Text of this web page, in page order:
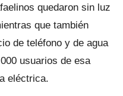
quedaron sin luz
que también
de teléfono y de agua
usuarios de esa
eléctrica.